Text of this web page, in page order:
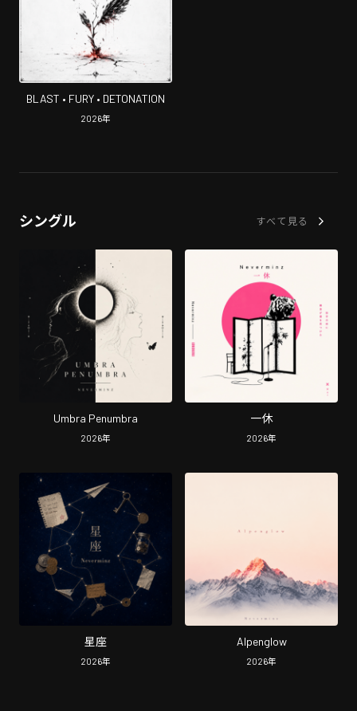
BLAST • FURY • DETONATION
2026年
シングル すべて見る
Umbra Penumbra
2026年
一休
2026年
星座
2026年
Alpenglow
2026年